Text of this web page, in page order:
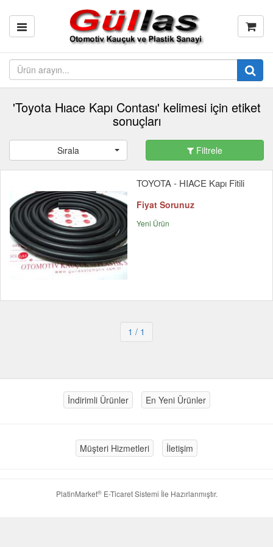
'Toyota Hıace Kapı Contası' kelimesi için etiket
sonuçları
Sırala Filtrele
TOYOTA - HIACE Kapı Fitili
Fiyat Sorunuz
Yeni Ürün
1 / 1
İndirimli Ürünler En Yeni Ürünler
Müşteri Hizmetleri İletişim
PlatinMarket®E-Ticaret Sistemi İle Hazırlanmıştır.